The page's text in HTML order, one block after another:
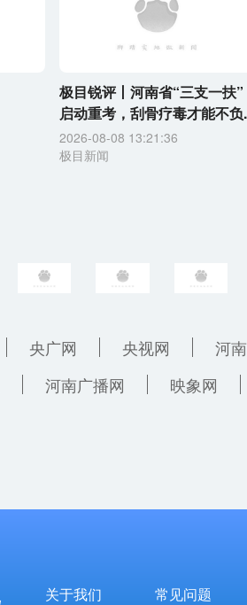
极目锐评丨河南省“三支一扶”
启动重考，刮骨疗毒才能不负
2026-08-08 13:21:36
极目新闻
央广网 央视网
河
河南广播网 映象网
关于我们 常见问题